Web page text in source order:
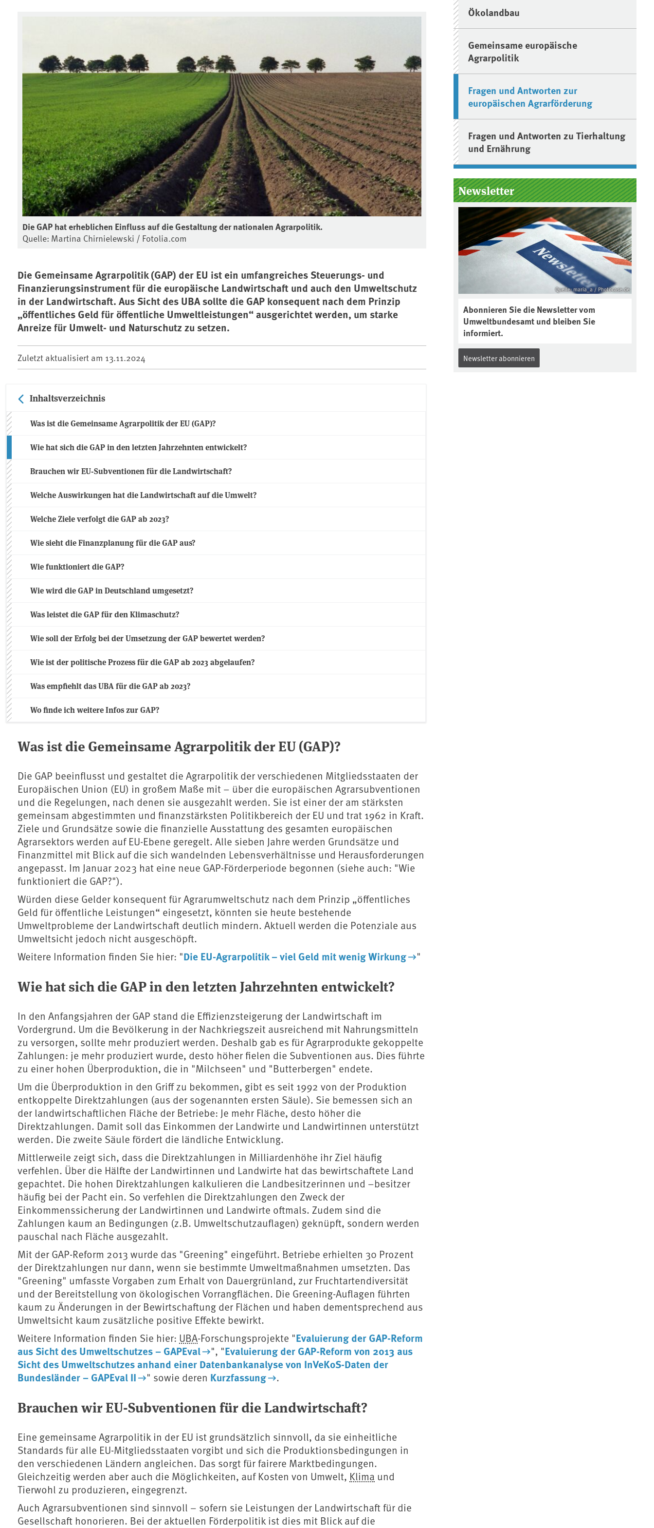
Die GAP hat erheblichen Einfluss auf die Gestaltung der nationalen Agrarpolitik.
Quelle: Martina Chirnielewski / Fotolia.com
Die Gemeinsame Agrarpolitik (GAP) der EU ist ein umfangreiches Steuerungs- und
Finanzierungsinstrument für die europäische Landwirtschaft und auch den Umweltschutz
in der Landwirtschaft. Aus Sicht des UBA sollte die GAP konsequent nach dem Prinzip
„öffentliches Geld für öffentliche Umweltleistungen“ ausgerichtet werden, um starke
Anreize für Umwelt- und Naturschutz zu setzen.
Zuletzt aktualisiert am 13.11.2024
Inhaltsverzeichnis
Was ist die Gemeinsame Agrarpolitik der EU (GAP)?
Wie hat sich die GAP in den letzten Jahrzehnten entwickelt?
Brauchen wir EU-Subventionen für die Landwirtschaft?
Welche Auswirkungen hat die Landwirtschaft auf die Umwelt?
Welche Ziele verfolgt die GAP ab 2023?
Wie sieht die Finanzplanung für die GAP aus?
Wie funktioniert die GAP?
Wie wird die GAP in Deutschland umgesetzt?
Was leistet die GAP für den Klimaschutz?
Wie soll der Erfolg bei der Umsetzung der GAP bewertet werden?
Wie ist der politische Prozess für die GAP ab 2023 abgelaufen?
Was empfiehlt das UBA für die GAP ab 2023?
Wo finde ich weitere Infos zur GAP?
Was ist die Gemeinsame Agrarpolitik der EU (GAP)?
Die GAP beeinflusst und gestaltet die Agrarpolitik der verschiedenen Mitgliedsstaaten der
Europäischen Union (EU) in großem Maße mit – über die europäischen Agrarsubventionen
und die Regelungen, nach denen sie ausgezahlt werden. Sie ist einer der am stärksten
gemeinsam abgestimmten und finanzstärksten Politikbereich der EU und trat 1962 in Kraft.
Ziele und Grundsätze sowie die finanzielle Ausstattung des gesamten europäischen
Agrarsektors werden auf EU-Ebene geregelt. Alle sieben Jahre werden Grundsätze und
Finanzmittel mit Blick auf die sich wandelnden Lebensverhältnisse und Herausforderungen
angepasst. Im Januar 2023 hat eine neue GAP-Förderperiode begonnen (siehe auch: "Wie
funktioniert die GAP?").
Würden diese Gelder konsequent für Agrarumweltschutz nach dem Prinzip „öffentliches
Geld für öffentliche Leistungen“ eingesetzt, könnten sie heute bestehende
Umweltprobleme der Landwirtschaft deutlich mindern. Aktuell werden die Potenziale aus
Umweltsicht jedoch nicht ausgeschöpft.
Weitere Information finden Sie hier: "Die EU-Agrarpolitik – viel Geld mit wenig Wirkung "
Wie hat sich die GAP in den letzten Jahrzehnten entwickelt?
In den Anfangsjahren der GAP stand die Effizienzsteigerung der Landwirtschaft im
Vordergrund. Um die Bevölkerung in der Nachkriegszeit ausreichend mit Nahrungsmitteln
zu versorgen, sollte mehr produziert werden. Deshalb gab es für Agrarprodukte gekoppelte
Zahlungen: je mehr produziert wurde, desto höher fielen die Subventionen aus. Dies führte
zu einer hohen Überproduktion, die in "Milchseen" und "Butterbergen" endete.
Um die Überproduktion in den Griff zu bekommen, gibt es seit 1992 von der Produktion
entkoppelte Direktzahlungen (aus der sogenannten ersten Säule). Sie bemessen sich an
der landwirtschaftlichen Fläche der Betriebe: Je mehr Fläche, desto höher die
Direktzahlungen. Damit soll das Einkommen der Landwirte und Landwirtinnen unterstützt
werden. Die zweite Säule fördert die ländliche Entwicklung.
Mittlerweile zeigt sich, dass die Direktzahlungen in Milliardenhöhe ihr Ziel häufig
verfehlen. Über die Hälfte der Landwirtinnen und Landwirte hat das bewirtschaftete Land
gepachtet. Die hohen Direktzahlungen kalkulieren die Landbesitzerinnen und –besitzer
häufig bei der Pacht ein. So verfehlen die Direktzahlungen den Zweck der
Einkommenssicherung der Landwirtinnen und Landwirte oftmals. Zudem sind die
Zahlungen kaum an Bedingungen (z.B. Umweltschutzauflagen) geknüpft, sondern werden
pauschal nach Fläche ausgezahlt.
Mit der GAP-Reform 2013 wurde das "Greening" eingeführt. Betriebe erhielten 30 Prozent
der Direktzahlungen nur dann, wenn sie bestimmte Umweltmaßnahmen umsetzten. Das
"Greening" umfasste Vorgaben zum Erhalt von Dauergrünland, zur Fruchtartendiversität
und der Bereitstellung von ökologischen Vorrangflächen. Die Greening-Auflagen führten
kaum zu Änderungen in der Bewirtschaftung der Flächen und haben dementsprechend aus
Umweltsicht kaum zusätzliche positive Effekte bewirkt.
Weitere Information finden Sie hier: UBA-Forschungsprojekte "Evaluierung der GAP-Reform
aus Sicht des Umweltschutzes – GAPEval
", "Evaluierung der GAP-Reform von 2013 aus
Sicht des Umweltschutzes anhand einer Datenbankanalyse von InVeKoS-Daten der
Bundesländer – GAPEval II
" sowie deren Kurzfassung .
Brauchen wir EU-Subventionen für die Landwirtschaft?
Eine gemeinsame Agrarpolitik in der EU ist grundsätzlich sinnvoll, da sie einheitliche
Standards für alle EU-Mitgliedsstaaten vorgibt und sich die Produktionsbedingungen in
den verschiedenen Ländern angleichen. Das sorgt für fairere Marktbedingungen.
Gleichzeitig werden aber auch die Möglichkeiten, auf Kosten von Umwelt, ⁠ Klima ⁠ und
Tierwohl zu produzieren, eingegrenzt.
Auch Agrarsubventionen sind sinnvoll – sofern sie Leistungen der Landwirtschaft für die
Gesellschaft honorieren. Bei der aktuellen Förderpolitik ist dies mit Blick auf die
Ökolandbau
Gemeinsame europäische
Agrarpolitik
Fragen und Antworten zur
europäischen Agrarförderung
Fragen und Antworten zu Tierhaltung
und Ernährung
Newsletter
Quelle: maria_a / Photocase.de
Abonnieren Sie die Newsletter vom
Umweltbundesamt und bleiben Sie
informiert.
Newsletter abonnieren